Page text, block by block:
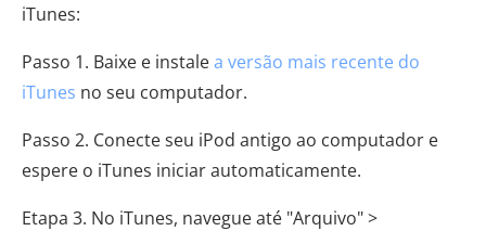
iTunes:
Passo 1. Baixe e instalea versão mais recente do
iTunes no seu computador.
Passo 2. Conecte seu iPod antigo ao computador e
espere o iTunes iniciar automaticamente.
Etapa 3. No iTunes, navegue até "Arquivo" >